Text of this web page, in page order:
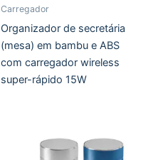
Carregador
Organizador de secretária
(mesa) em bambu e ABS
com carregador wireless
super-rápido 15W